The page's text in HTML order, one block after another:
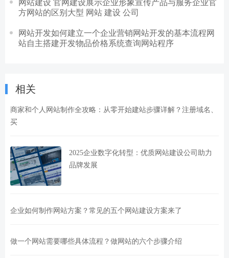
网站建设 官网建设展示企业形象宣传产品与服务企业官
方网站的区别大型 网站 建设 公司
网站开发如何建立一个企业营销网站开发的基本流程网
站自主搭建开发物品价格系统查询网站程序
相关
商家和个人网站制作全攻略：从零开始建站步骤详解？注册域名、
买
2025企业数字化转型：优质网站建设公司助力
品牌发展
企业如何制作网站方案？常见的五个网站建设方案来了
做一个网站需要哪些具体流程？做网站的六个步骤介绍